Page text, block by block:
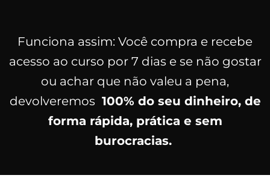
Funciona assim: Você compra e recebe
acesso ao curso por 7 dias e se não gostar
ou achar que não valeu a pena,
devolveremos 100% do seu dinheiro, de
forma rápida, prática e sem
burocracias.